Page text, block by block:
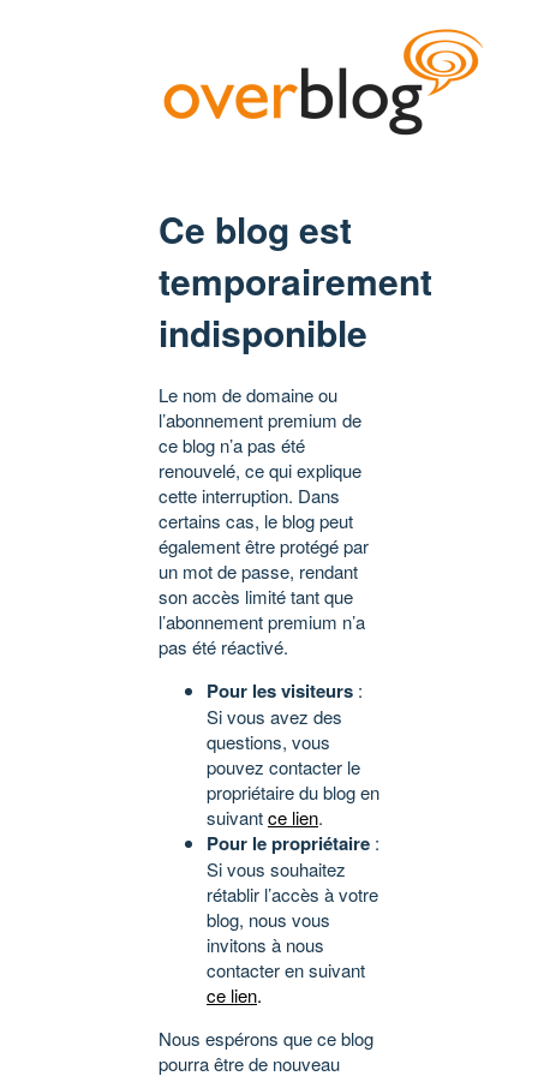
Ce blog est
temporairement
indisponible
Le nom de domaine ou
l’abonnement premium de
ce blog n’a pas été
renouvelé, ce qui explique
cette interruption. Dans
certains cas, le blog peut
également être protégé par
un mot de passe, rendant
son accès limité tant que
l’abonnement premium n’a
pas été réactivé.
Pour les visiteurs :
Si vous avez des
questions, vous
pouvez contacter le
propriétaire du blog en
suivantce lien.
Pour le propriétaire :
Si vous souhaitez
rétablir l’accès à votre
blog, nous vous
invitons à nous
contacter en suivant
ce lien.
Nous espérons que ce blog
pourra être de nouveau